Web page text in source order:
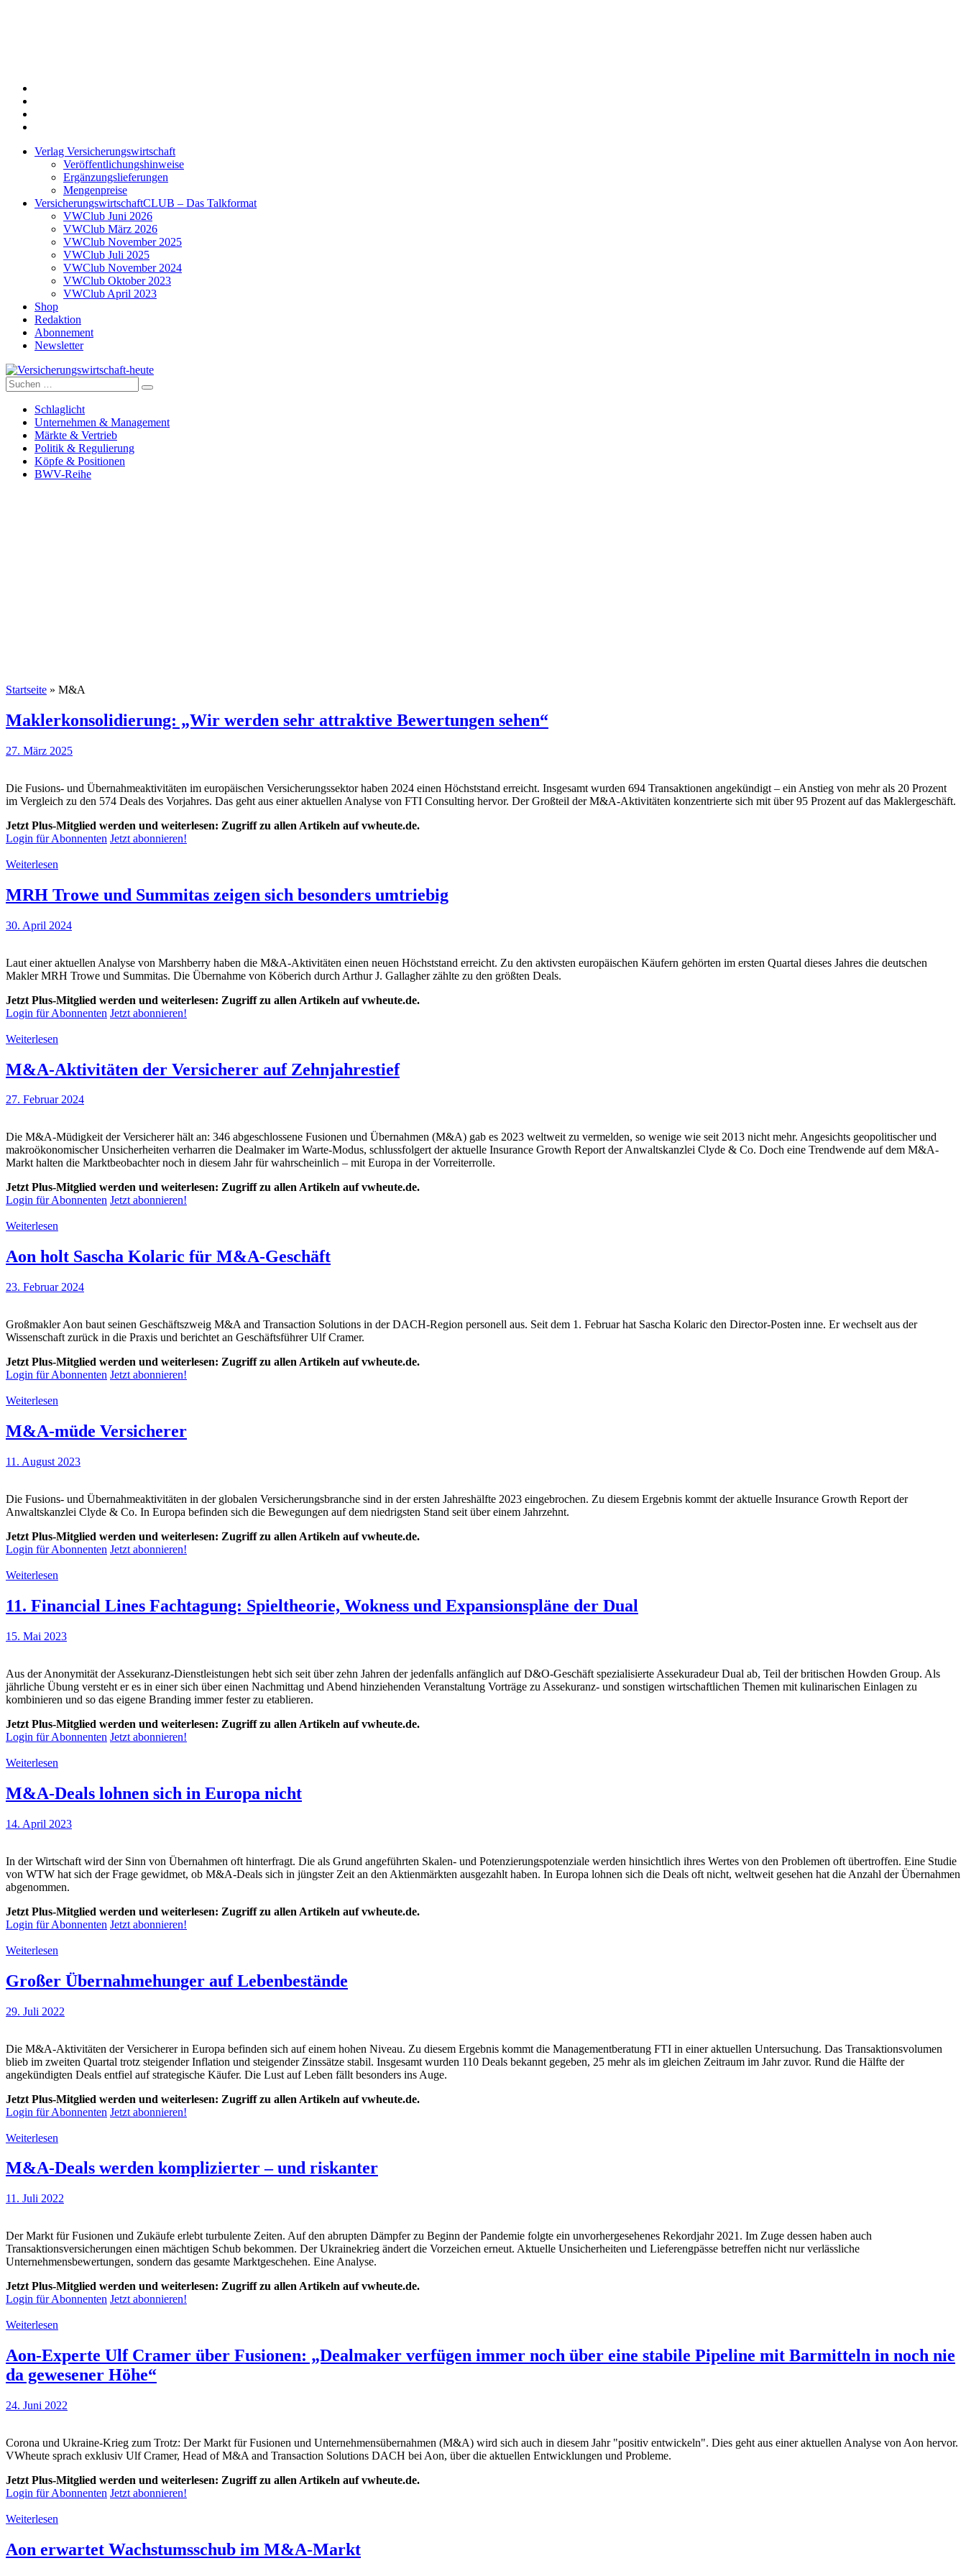
Verlag Versicherungswirtschaft
Veröffentlichungshinweise
Ergänzungslieferungen
Mengenpreise
VersicherungswirtschaftCLUB – Das Talkformat
VWClub Juni 2026
VWClub März 2026
VWClub November 2025
VWClub Juli 2025
VWClub November 2024
VWClub Oktober 2023
VWClub April 2023
Shop
Redaktion
Abonnement
Newsletter
Versicherungswirtschaft-heute
Suche
nach:
Schlaglicht
Unternehmen & Management
Märkte & Vertrieb
Politik & Regulierung
Köpfe & Positionen
BWV-Reihe
Startseite » M&A
Maklerkonsolidierung: „Wir werden sehr attraktive Bewertungen sehen“
27. März 2025
Die Fusions- und Übernahmeaktivitäten im europäischen Versicherungssektor haben 2024 einen Höchststand erreicht. Insgesamt wurden 694 Transaktionen angekündigt – ein Anstieg von mehr als 20 Prozent
im Vergleich zu den 574 Deals des Vorjahres. Das geht aus einer aktuellen Analyse von FTI Consulting hervor. Der Großteil der M&A-Aktivitäten konzentrierte sich mit über 95 Prozent auf das Maklergeschäft.
Jetzt Plus-Mitglied werden und weiterlesen: Zugriff zu allen Artikeln auf vwheute.de.
Login für Abonnenten Jetzt abonnieren!
Weiterlesen
MRH Trowe und Summitas zeigen sich besonders umtriebig
30. April 2024
Laut einer aktuellen Analyse von Marshberry haben die M&A-Aktivitäten einen neuen Höchststand erreicht. Zu den aktivsten europäischen Käufern gehörten im ersten Quartal dieses Jahres die deutschen
Makler MRH Trowe und Summitas. Die Übernahme von Köberich durch Arthur J. Gallagher zählte zu den größten Deals.
Jetzt Plus-Mitglied werden und weiterlesen: Zugriff zu allen Artikeln auf vwheute.de.
Login für Abonnenten Jetzt abonnieren!
Weiterlesen
M&A-Aktivitäten der Versicherer auf Zehnjahrestief
27. Februar 2024
Die M&A-Müdigkeit der Versicherer hält an: 346 abgeschlossene Fusionen und Übernahmen (M&A) gab es 2023 weltweit zu vermelden, so wenige wie seit 2013 nicht mehr. Angesichts geopolitischer und
makroökonomischer Unsicherheiten verharren die Dealmaker im Warte-Modus, schlussfolgert der aktuelle Insurance Growth Report der Anwaltskanzlei Clyde & Co. Doch eine Trendwende auf dem M&A-
Markt halten die Marktbeobachter noch in diesem Jahr für wahrscheinlich – mit Europa in der Vorreiterrolle.
Jetzt Plus-Mitglied werden und weiterlesen: Zugriff zu allen Artikeln auf vwheute.de.
Login für Abonnenten Jetzt abonnieren!
Weiterlesen
Aon holt Sascha Kolaric für M&A-Geschäft
23. Februar 2024
Großmakler Aon baut seinen Geschäftszweig M&A and Transaction Solutions in der DACH-Region personell aus. Seit dem 1. Februar hat Sascha Kolaric den Director-Posten inne. Er wechselt aus der
Wissenschaft zurück in die Praxis und berichtet an Geschäftsführer Ulf Cramer.
Jetzt Plus-Mitglied werden und weiterlesen: Zugriff zu allen Artikeln auf vwheute.de.
Login für Abonnenten Jetzt abonnieren!
Weiterlesen
M&A-müde Versicherer
11. August 2023
Die Fusions- und Übernahmeaktivitäten in der globalen Versicherungsbranche sind in der ersten Jahreshälfte 2023 eingebrochen. Zu diesem Ergebnis kommt der aktuelle Insurance Growth Report der
Anwaltskanzlei Clyde & Co. In Europa befinden sich die Bewegungen auf dem niedrigsten Stand seit über einem Jahrzehnt.
Jetzt Plus-Mitglied werden und weiterlesen: Zugriff zu allen Artikeln auf vwheute.de.
Login für Abonnenten Jetzt abonnieren!
Weiterlesen
11. Financial Lines Fachtagung: Spieltheorie, Wokness und Expansionspläne der Dual
15. Mai 2023
Aus der Anonymität der Assekuranz-Dienstleistungen hebt sich seit über zehn Jahren der jedenfalls anfänglich auf D&O-Geschäft spezialisierte Assekuradeur Dual ab, Teil der britischen Howden Group. Als
jährliche Übung versteht er es in einer sich über einen Nachmittag und Abend hinziehenden Veranstaltung Vorträge zu Assekuranz- und sonstigen wirtschaftlichen Themen mit kulinarischen Einlagen zu
kombinieren und so das eigene Branding immer fester zu etablieren.
Jetzt Plus-Mitglied werden und weiterlesen: Zugriff zu allen Artikeln auf vwheute.de.
Login für Abonnenten Jetzt abonnieren!
Weiterlesen
M&A-Deals lohnen sich in Europa nicht
14. April 2023
In der Wirtschaft wird der Sinn von Übernahmen oft hinterfragt. Die als Grund angeführten Skalen- und Potenzierungspotenziale werden hinsichtlich ihres Wertes von den Problemen oft übertroffen. Eine Studie
von WTW hat sich der Frage gewidmet, ob M&A-Deals sich in jüngster Zeit an den Aktienmärkten ausgezahlt haben. In Europa lohnen sich die Deals oft nicht, weltweit gesehen hat die Anzahl der Übernahmen
abgenommen.
Jetzt Plus-Mitglied werden und weiterlesen: Zugriff zu allen Artikeln auf vwheute.de.
Login für Abonnenten Jetzt abonnieren!
Weiterlesen
Großer Übernahmehunger auf Lebenbestände
29. Juli 2022
Die M&A-Aktivitäten der Versicherer in Europa befinden sich auf einem hohen Niveau. Zu diesem Ergebnis kommt die Managementberatung FTI in einer aktuellen Untersuchung. Das Transaktionsvolumen
blieb im zweiten Quartal trotz steigender Inflation und steigender Zinssätze stabil. Insgesamt wurden 110 Deals bekannt gegeben, 25 mehr als im gleichen Zeitraum im Jahr zuvor. Rund die Hälfte der
angekündigten Deals entfiel auf strategische Käufer. Die Lust auf Leben fällt besonders ins Auge.
Jetzt Plus-Mitglied werden und weiterlesen: Zugriff zu allen Artikeln auf vwheute.de.
Login für Abonnenten Jetzt abonnieren!
Weiterlesen
M&A-Deals werden komplizierter – und riskanter
11. Juli 2022
Der Markt für Fusionen und Zukäufe erlebt turbulente Zeiten. Auf den abrupten Dämpfer zu Beginn der Pandemie folgte ein unvorhergesehenes Rekordjahr 2021. Im Zuge dessen haben auch
Transaktionsversicherungen einen mächtigen Schub bekommen. Der Ukrainekrieg ändert die Vorzeichen erneut. Aktuelle Unsicherheiten und Lieferengpässe betreffen nicht nur verlässliche
Unternehmensbewertungen, sondern das gesamte Marktgeschehen. Eine Analyse.
Jetzt Plus-Mitglied werden und weiterlesen: Zugriff zu allen Artikeln auf vwheute.de.
Login für Abonnenten Jetzt abonnieren!
Weiterlesen
Aon-Experte Ulf Cramer über Fusionen: „Dealmaker verfügen immer noch über eine stabile Pipeline mit Barmitteln in noch nie
da gewesener Höhe“
24. Juni 2022
Corona und Ukraine-Krieg zum Trotz: Der Markt für Fusionen und Unternehmensübernahmen (M&A) wird sich auch in diesem Jahr "positiv entwickeln". Dies geht aus einer aktuellen Analyse von Aon hervor.
VWheute sprach exklusiv Ulf Cramer, Head of M&A and Transaction Solutions DACH bei Aon, über die aktuellen Entwicklungen und Probleme.
Jetzt Plus-Mitglied werden und weiterlesen: Zugriff zu allen Artikeln auf vwheute.de.
Login für Abonnenten Jetzt abonnieren!
Weiterlesen
Aon erwartet Wachstumsschub im M&A-Markt